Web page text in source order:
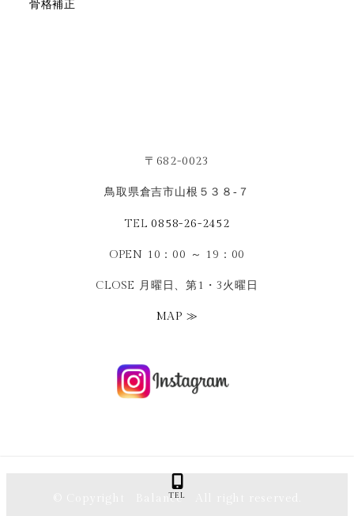
骨格補正
〒682-0023
鳥取県倉吉市山根５３８‐７
TEL0858-26-2452
OPEN 10：00 ～ 19：00
CLOSE 月曜日、第1・3火曜日
MAP ≫
© Copyright Balance All right reserved.
TEL